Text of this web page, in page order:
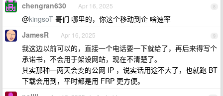
8
chengran630 Apr 16, 2025
@kingsoT 哥们 哪里的，你这个移动到企 啥速率
9
JamesR Apr 16, 2025
我这边以前可以的，直接一个电话要一下就给了，再后来得写个
承诺书，不会用于架设网站，现在不清楚了。
其实那种一两天会变的公网 IP ，说实话用途不大了，也就跑 BT
下载会用到，平时都是用 FRP 更方便。